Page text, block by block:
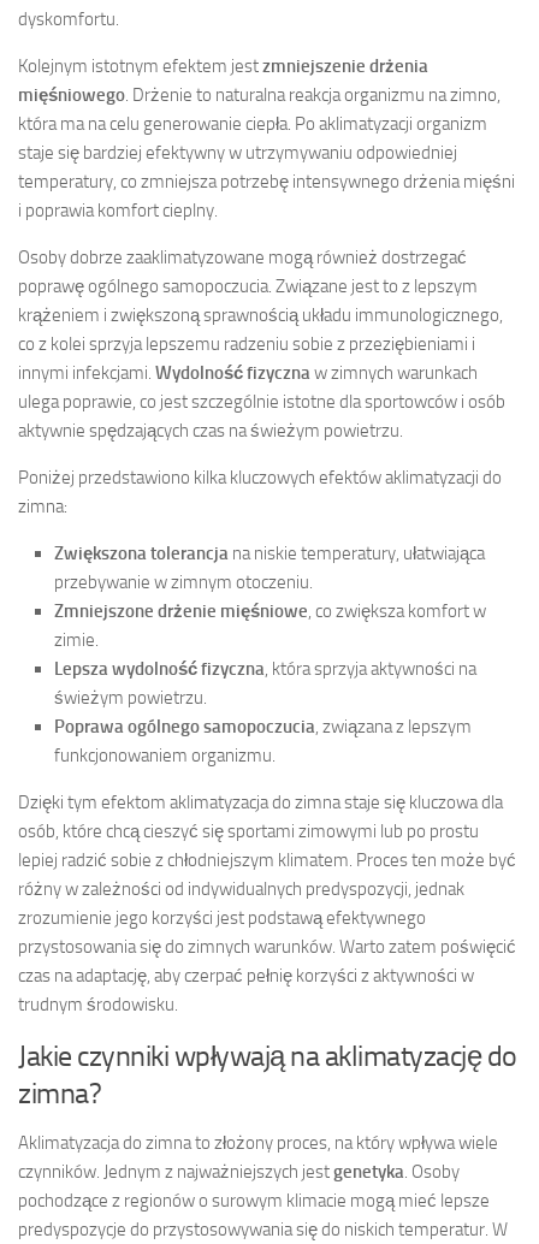
dyskomfortu.
Kolejnym istotnym efektem jestzmniejszenie drżenia
mięśniowego. Drżenie to naturalna reakcja organizmu na zimno,
która ma na celu generowanie ciepła. Po aklimatyzacji organizm
staje się bardziej efektywny w utrzymywaniu odpowiedniej
temperatury, co zmniejsza potrzebę intensywnego drżenia mięśni
i poprawia komfort cieplny.
Osoby dobrze zaaklimatyzowane mogą również dostrzegać
poprawę ogólnego samopoczucia. Związane jest to z lepszym
krążeniem i zwiększoną sprawnością układu immunologicznego,
co z kolei sprzyja lepszemu radzeniu sobie z przeziębieniami i
innymi infekcjami. Wydolność fizycznaw zimnych warunkach
ulega poprawie, co jest szczególnie istotne dla sportowców i osób
aktywnie spędzających czas na świeżym powietrzu.
Poniżej przedstawiono kilka kluczowych efektów aklimatyzacji do
zimna:
Zwiększona tolerancja na niskie temperatury, ułatwiająca
przebywanie w zimnym otoczeniu.
Zmniejszone drżenie mięśniowe, co zwiększa komfort w
zimie.
Lepsza wydolność fizyczna, która sprzyja aktywności na
świeżym powietrzu.
Poprawa ogólnego samopoczucia, związana z lepszym
funkcjonowaniem organizmu.
Dzięki tym efektom aklimatyzacja do zimna staje się kluczowa dla
osób, które chcą cieszyć się sportami zimowymi lub po prostu
lepiej radzić sobie z chłodniejszym klimatem. Proces ten może być
różny w zależności od indywidualnych predyspozycji, jednak
zrozumienie jego korzyści jest podstawą efektywnego
przystosowania się do zimnych warunków. Warto zatem poświęcić
czas na adaptację, aby czerpać pełnię korzyści z aktywności w
trudnym środowisku.
Jakie czynniki wpływają na aklimatyzację do
zimna?
Aklimatyzacja do zimna to złożony proces, na który wpływa wiele
czynników. Jednym z najważniejszych jestgenetyka. Osoby
pochodzące z regionów o surowym klimacie mogą mieć lepsze
predyspozycje do przystosowywania się do niskich temperatur. W